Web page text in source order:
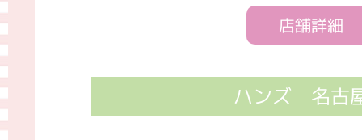
店舗詳細
ハンズ 名古